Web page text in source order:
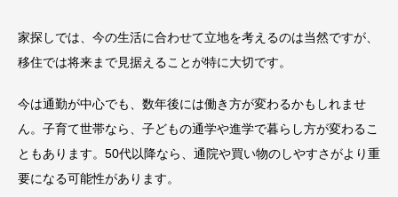
家探しでは、今の生活に合わせて立地を考えるのは当然ですが、
移住では将来まで見据えることが特に大切です。
今は通勤が中心でも、数年後には働き方が変わるかもしれませ
ん。子育て世帯なら、子どもの通学や進学で暮らし方が変わるこ
ともあります。50代以降なら、通院や買い物のしやすさがより重
要になる可能性があります。